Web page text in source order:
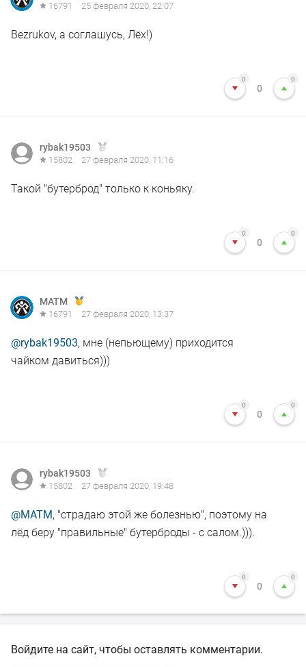
16791 25 февраля 2020, 22:07
Bezrukov, а соглашусь, Лёх!)
0
0
0
rybak19503
15802 27 февраля 2020, 11:16
Такой "бутерброд" только к коньяку.
0
0
0
MATM
16791 27 февраля 2020, 13:37
@rybak19503, мне (непьющему) приходится
чайком давиться)))
0
0
0
rybak19503
15802 27 февраля 2020, 19:48
@MATM, "страдаю этой же болезнью", поэтому на
лёд беру "правильные" бутерброды - с салом.))).
0
0
0
Войдите на сайт, чтобы оставлять комментарии.